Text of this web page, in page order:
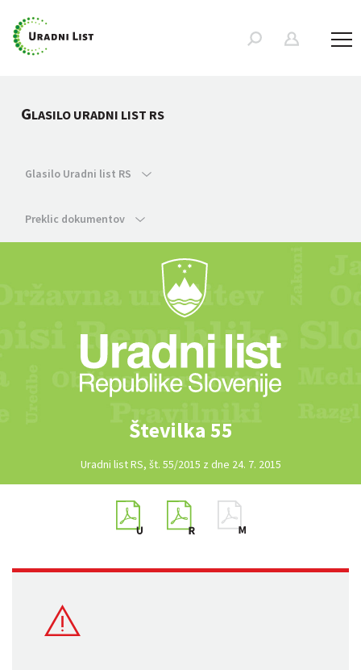
GLASILO URADNI LIST RS
Glasilo Uradni list RS
Preklic dokumentov
Številka 55
Uradni list RS, št. 55/2015 z dne 24. 7. 2015